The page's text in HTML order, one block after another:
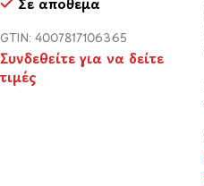
GTIN: 4007817106365
Συνδεθείτε για να δείτε
τιμές